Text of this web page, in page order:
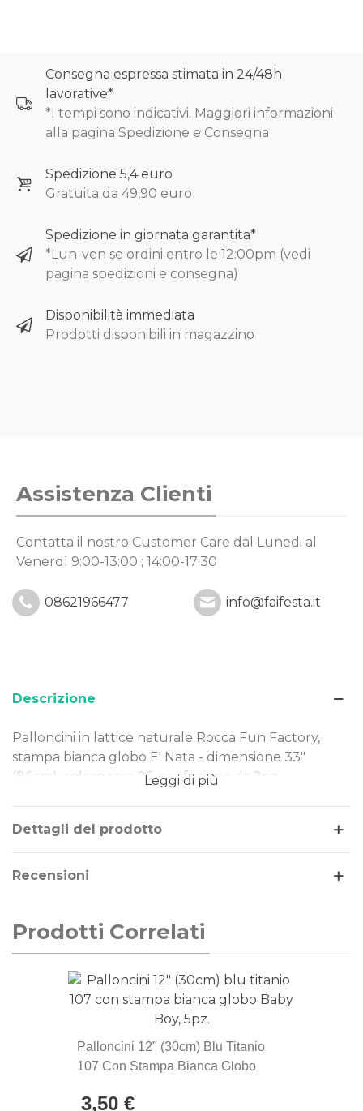
Consegna espressa stimata in 24/48h
lavorative*
*I tempi sono indicativi. Maggiori informazioni
alla pagina Spedizione e Consegna
Spedizione 5,4 euro
Gratuita da 49,90 euro
Spedizione in giornata garantita*
*Lun-ven se ordini entro le 12:00pm (vedi
pagina spedizioni e consegna)
Disponibilità immediata
Prodotti disponibili in magazzino
Assistenza Clienti
Contatta il nostro Customer Care dal Lunedi al
Venerdì 9:00-13:00 ; 14:00-17:30
08621966477 info@faifesta.it
Descrizione
Palloncini in lattice naturale Rocca Fun Factory,
stampa bianca globo E' Nata - dimensione 33"
(86cm), colore rosa 26, confezione da 2pz.
Dimensione: 33" (86cm)
Tipo Stampa: bianca globo E' Nata
Gonfiaggio: aria o elio
Leggi di più
Dettagli del prodotto
Recensioni
Prodotti Correlati
Palloncini 12" (30cm) Blu Titanio
107 Con Stampa Bianca Globo
3,50 €